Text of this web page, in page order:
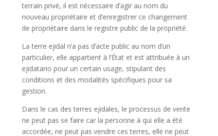
terrain privé, il est nécessaire d’agir au nom du
nouveau propriétaire et d’enregistrer ce changement
de propriétaire dans le registre public de la propriété.
La terre ejidal n’a pas d’acte public au nom d’un
particulier, elle appartient à l’État et est attribuée à un
ejidatario pour un certain usage, stipulant des
conditions et des modalités spécifiques pour sa
gestion.
Dans le cas des terres ejidales, le processus de vente
ne peut pas se faire car la personne à qui elle a été
accordée, ne peut pas vendre ces terres, elle ne peut